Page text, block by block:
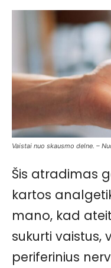
Vaistai nuo skausmo delne. –
Šis atradimas
kartos
mano, kad
sukurti vaistus,
periferinius